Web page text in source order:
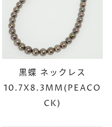
黒蝶 ネックレス
10.7X8.3MM(PEACO
CK)